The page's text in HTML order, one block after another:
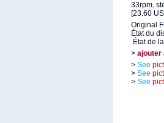
33rpm,
[23.60
Original
État du
État de
> ajouter
> See
> See
> See